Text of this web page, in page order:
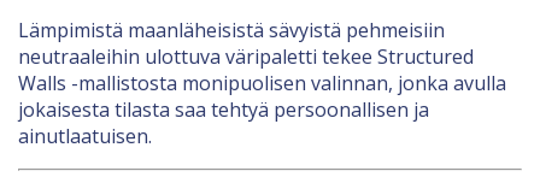
Lämpimistä maanläheisistä sävyistä pehmeisiin
neutraaleihin ulottuva väripaletti tekee Structured
Walls -mallistosta monipuolisen valinnan, jonka avulla
jokaisesta tilasta saa tehtyä persoonallisen ja
ainutlaatuisen.